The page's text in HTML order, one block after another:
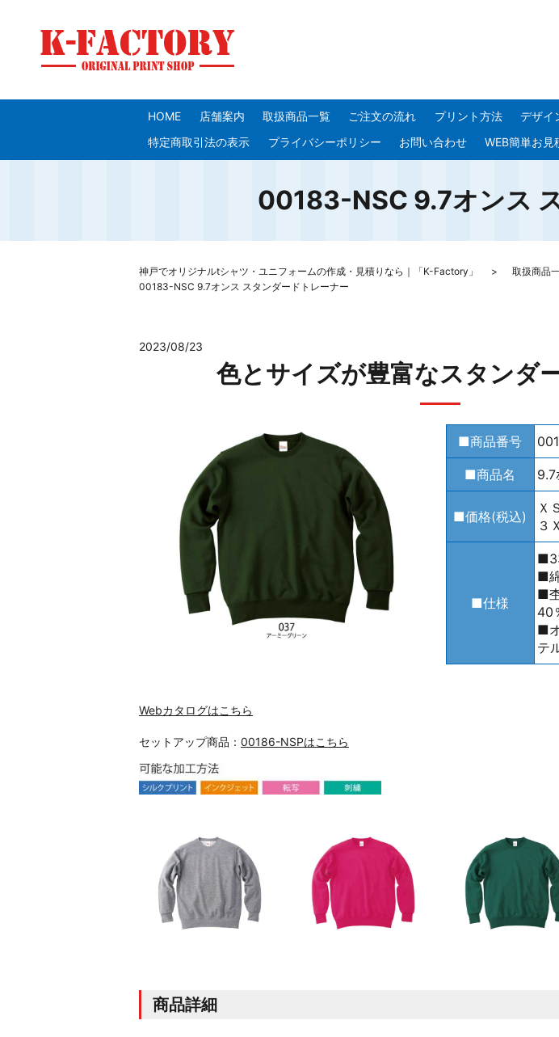
HOME 店舗案内 取扱商品一覧 ご注文の流れ プリント方法 デザイ
特定商取引法の表示
プライバシーポリシー お問い合わせ WEB簡単お見
00183-NSC 9.7オンス
神戸でオリジナルtシャツ・ユニフォームの作成・見積りなら｜「K-Factory」 取扱商品
00183-NSC 9.7オンス スタンダードトレーナー
2023/08/23
色とサイズが豊富なスタンダ
■商品番号
■商品名 9.7
■価格(税込)
Ｘ
３
■仕様
■
■
40
■
テ
Webカタログはこちら
セットアップ商品： 00186-NSPはこちら
商品詳細